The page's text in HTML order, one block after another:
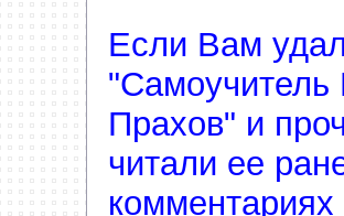
Если Вам
Прахов" и
читали ее